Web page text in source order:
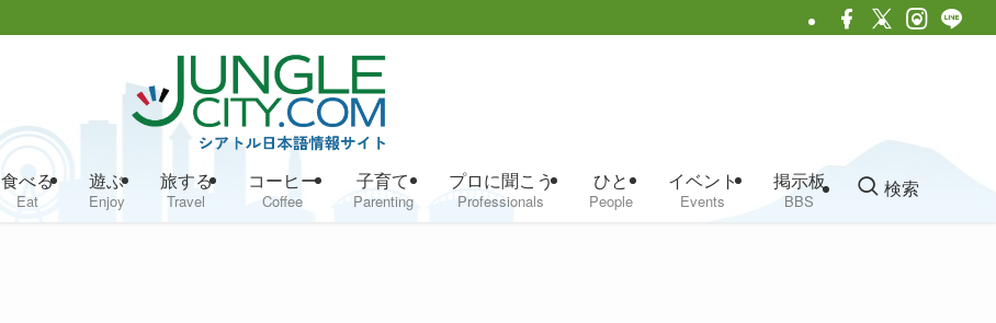
食べる
Eat
遊ぶ
Enjoy
旅する
Travel
コーヒー
Coffee
子育て
Parenting
プロに聞こう
Professionals
ひと
People
イベント
Events
掲示板
BBS
検索